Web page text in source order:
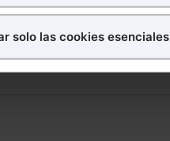
hacer?
solo las cookies esenciales